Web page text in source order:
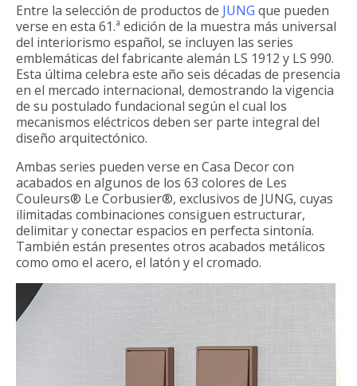
Entre la selección de productos de JUNG que pueden
verse en esta 61.ª edición de la muestra más universal
del interiorismo español, se incluyen las series
emblemáticas del fabricante alemán LS 1912 y LS 990.
Esta última celebra este año seis décadas de presencia
en el mercado internacional, demostrando la vigencia
de su postulado fundacional según el cual los
mecanismos eléctricos deben ser parte integral del
diseño arquitectónico.
Ambas series pueden verse en Casa Decor con
acabados en algunos de los 63 colores de Les
Couleurs® Le Corbusier®, exclusivos de JUNG, cuyas
ilimitadas combinaciones consiguen estructurar,
delimitar y conectar espacios en perfecta sintonía.
También están presentes otros acabados metálicos
como omo el acero, el latón y el cromado.